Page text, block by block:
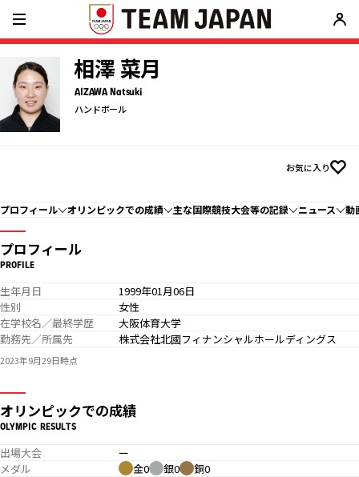
相澤 菜月
AIZAWA Natsuki
ハンドボール
お気に入り
プロフィール オリンピックでの成績 主な国際競技大会等の記録 ニュース 動
プロフィール
PROFILE
生年月日
1999年01月06日
性別
女性
在学校名／最終学歴
大阪体育大学
勤務先／所属先
株式会社北國フィナンシャルホールディングス
2023年9月29日時点
オリンピックでの成績
OLYMPIC RESULTS
出場大会
ー
メダル
金0 銀0 銅0